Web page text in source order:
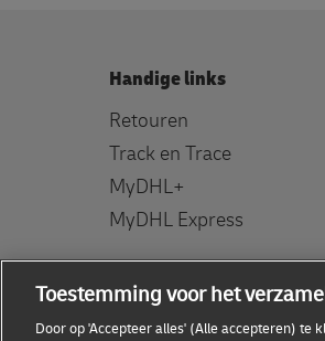
Handige links
Retouren
Track en Trace
MyDHL+
MyDHL Express
Toestemming voor het
Door op 'Accepteer alles' (Alle accepteren) te